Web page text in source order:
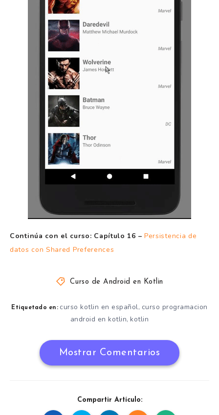
Continúa con el curso: Capítulo 16 – Persistencia de
datos con Shared Preferences
Curso de Android en Kotlin
Etiquetado en: curso kotlin en español, curso programacion
android en kotlin,kotlin
Mostrar Comentarios
Compartir Artículo: